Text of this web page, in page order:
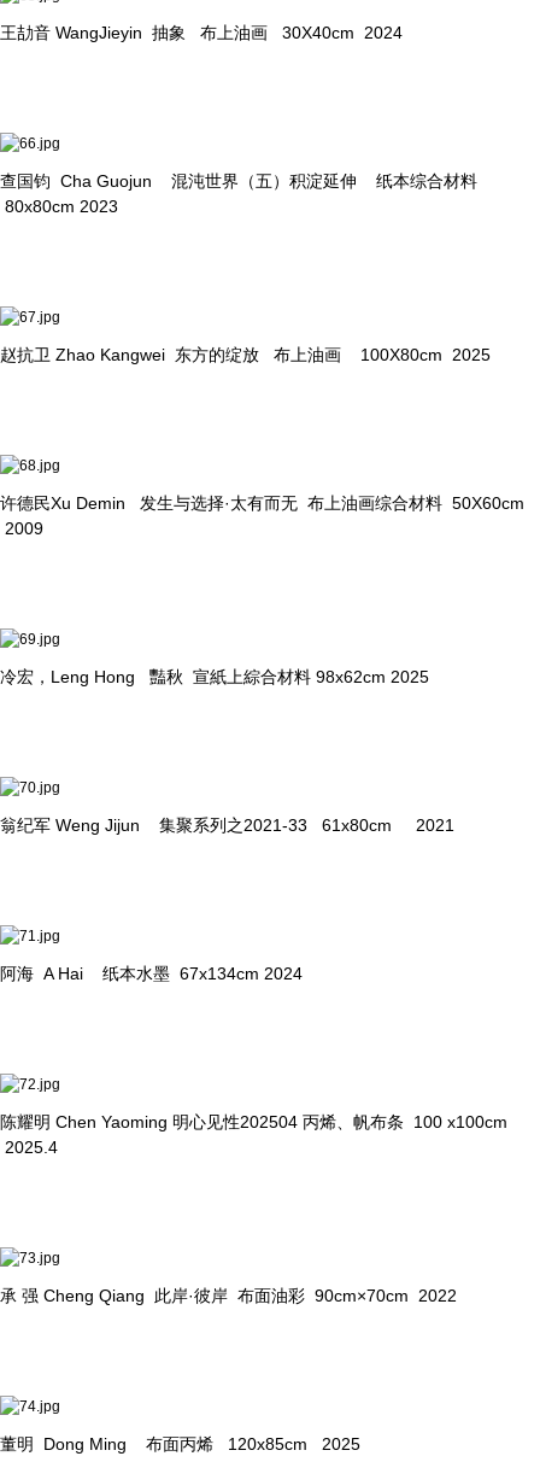
王劼音 WangJieyin 抽象 布上油画 30X40cm 2024
查国钧 Cha Guojun 混沌世界（五）积淀延伸 纸本综合材料
80x80cm 2023
赵抗卫 Zhao Kangwei 东方的绽放 布上油画 100X80cm 2025
许德民Xu Demin 发生与选择·太有而无 布上油画综合材料 50X60cm
2009
冷宏，Leng Hong 豔秋 宣紙上綜合材料 98x62cm 2025
翁纪军 Weng Jijun 集聚系列之2021-33 61x80cm 2021
阿海 A Hai 纸本水墨 67x134cm 2024
陈耀明 Chen Yaoming 明心见性202504 丙烯、帆布条 100 x100cm
2025.4
承 强 Cheng Qiang 此岸·彼岸 布面油彩 90cm×70cm 2022
董明 Dong Ming 布面丙烯 120x85cm 2025